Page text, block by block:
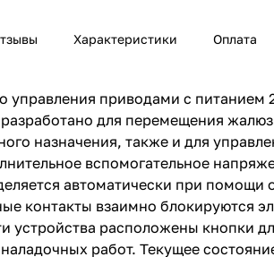
Характеристики Оплата
управления приводами с
для перемещения
назначения, также и для
вспомогательное
автоматически при помощи
контакты взаимно блокируются
устройства расположены кнопки
работ. Текущее